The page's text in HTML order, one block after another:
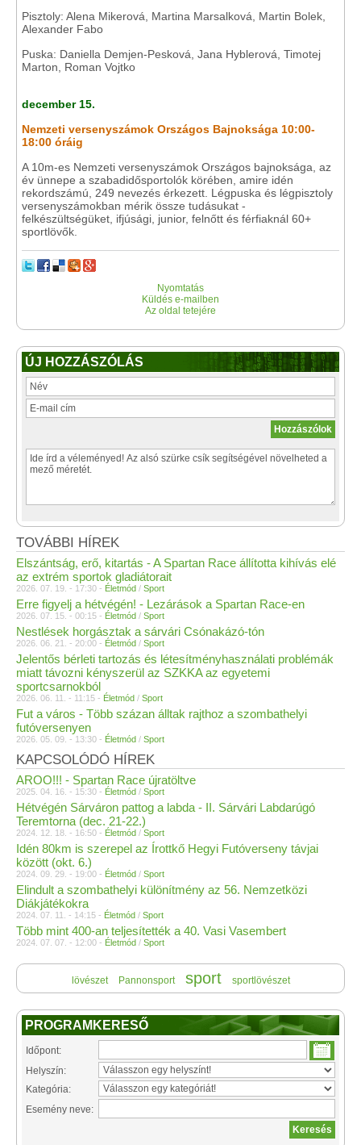
Pisztoly: Alena Mikerová, Martina Marsalková, Martin Bolek,
Alexander Fabo
Puska: Daniella Demjen-Pesková, Jana Hyblerová, Timotej
Marton, Roman Vojtko
december 15.
Nemzeti versenyszámok Országos Bajnoksága 10:00-
18:00 óráig
A 10m-es Nemzeti versenyszámok Országos bajnoksága, az
év ünnepe a szabadidősportolók körében, amire idén
rekordszámú, 249 nevezés érkezett. Légpuska és légpisztoly
versenyszámokban mérik össze tudásukat -
felkészültségüket, ifjúsági, junior, felnőtt és férfiaknál 60+
sportlövők.
Nyomtatás
Küldés e-mailben
Az oldal tetejére
ÚJ HOZZÁSZÓLÁS
TOVÁBBI HÍREK
Elszántság, erő, kitartás - A Spartan Race állította kihívás elé
az extrém sportok gladiátorait
2026. 07. 19. - 17:30 - Életmód / Sport
Erre figyelj a hétvégén! - Lezárások a Spartan Race-en
2026. 07. 15. - 00:15 - Életmód / Sport
Nestlések horgásztak a sárvári Csónakázó-tón
2026. 06. 21. - 20:00 - Életmód / Sport
Jelentős bérleti tartozás és létesítményhasználati problémák
miatt távozni kényszerül az SZKKA az egyetemi
sportcsarnokból
2026. 06. 11. - 11:15 - Életmód / Sport
Fut a város - Több százan álltak rajthoz a szombathelyi
futóversenyen
2026. 05. 09. - 13:30 - Életmód / Sport
KAPCSOLÓDÓ HÍREK
AROO!!! - Spartan Race újratöltve
2025. 04. 16. - 15:30 - Életmód / Sport
Hétvégén Sárváron pattog a labda - II. Sárvári Labdarúgó
Teremtorna (dec. 21-22.)
2024. 12. 18. - 16:50 - Életmód / Sport
Idén 80km is szerepel az Írottkő Hegyi Futóverseny távjai
között (okt. 6.)
2024. 09. 29. - 19:00 - Életmód / Sport
Elindult a szombathelyi különítmény az 56. Nemzetközi
Diákjátékokra
2024. 07. 11. - 14:15 - Életmód / Sport
Több mint 400-an teljesítették a 40. Vasi Vasembert
2024. 07. 07. - 12:00 - Életmód / Sport
lövészet Pannonsport sport sportlövészet
PROGRAMKERESŐ
Időpont:
Helyszín:
Kategória:
Esemény neve: